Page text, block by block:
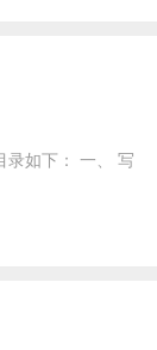
录如下： 一、 写